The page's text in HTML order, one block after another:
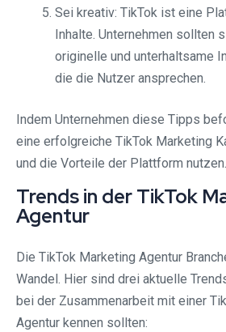
Sei kreativ: TikTok ist eine
Inhalte. Unternehmen sollten
originelle und unterhaltsame
die die Nutzer ansprechen.
Indem Unternehmen diese Tipps
eine erfolgreiche TikTok Marketing
und die Vorteile der Plattform nutzen.
Trends in der TikTok
Agentur
Die TikTok Marketing Agentur
Wandel. Hier sind drei aktuelle
bei der Zusammenarbeit mit einer
Agentur kennen sollten: